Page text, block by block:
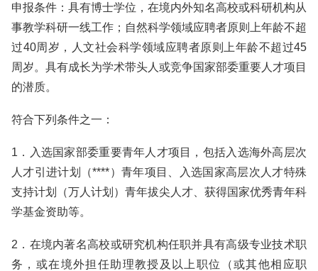
申报条件：具有博士学位，在境内外知名高校或科研机构从
事教学科研一线工作；自然科学领域应聘者原则上年龄不超
过40周岁，人文社会科学领域应聘者原则上年龄不超过45
周岁。具有成长为学术带头人或竞争国家部委重要人才项目
的潜质。
符合下列条件之一：
1．入选国家部委重要青年人才项目，包括入选海外高层次
人才引进计划（****）青年项目、入选国家高层次人才特殊
支持计划（万人计划）青年拔尖人才、获得国家优秀青年科
学基金资助等。
2．在境内著名高校或研究机构任职并具有高级专业技术职
务，或在境外担任助理教授及以上职位（或其他相应职